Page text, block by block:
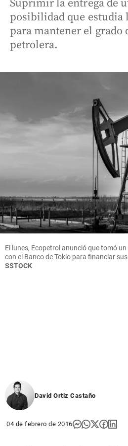
Suprimir la entrega de
posibilidad que estudia
para mantener el grado
petrolera.
El lunes, Ecopetrol anunció que tomó
con el Banco de Tokio para financiar
SSTOCK
David Ortiz Castaño
04 de febrero de 2016